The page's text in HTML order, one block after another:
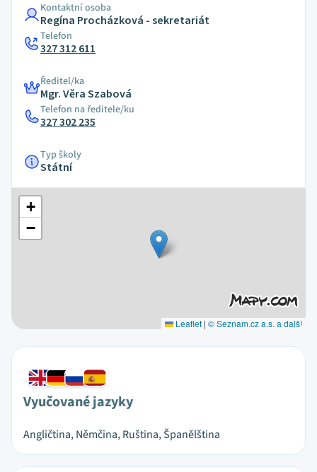
Kontaktní osoba
Regína Procházková - sekretariát
Telefon
327 312 611
Ředitel/ka
Mgr. Věra Szabová
Telefon na ředitele/ku
327 302 235
Typ školy
Státní
+
−
Leaflet | © Seznam.cz a.s. a další
Vyučované jazyky
Angličtina, Němčina, Ruština, Španělština